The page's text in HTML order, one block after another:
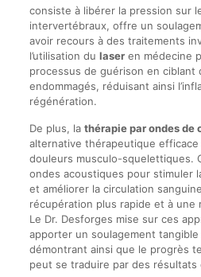
consiste à libérer la pression sur
intervertébraux, offre un
avoir recours à des traitements
l’utilisation du laseren médecine
processus de guérison en ciblant
endommagés, réduisant ainsi
régénération.
De plus, la thérapie par ondes de
alternative thérapeutique
douleurs musculo-squelettiques.
ondes acoustiques pour stimuler
et améliorer la circulation
récupération plus rapide et à une
Le Dr. Desforges mise sur ces
apporter un soulagement
démontrant ainsi que le progrès
peut se traduire par des résultats